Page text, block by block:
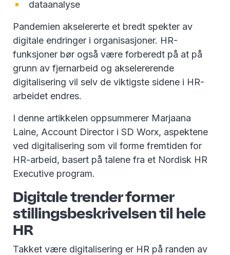
dataanalyse
Pandemien akselererte et bredt spekter av
digitale endringer i organisasjoner. HR-
funksjoner bør også være forberedt på at på
grunn av fjernarbeid og akselererende
digitalisering vil selv de viktigste sidene i HR-
arbeidet endres.
I denne artikkelen oppsummerer Marjaana
Laine, Account Director i SD Worx, aspektene
ved digitalisering som vil forme fremtiden for
HR-arbeid, basert på talene fra et Nordisk HR
Executive program.
Digitale trender former
stillingsbeskrivelsen til hele
HR
Takket være digitalisering er HR på randen av